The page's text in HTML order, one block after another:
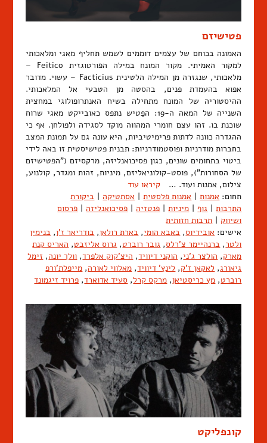
פטישיזם
האמונה בכוחם של עצמים דוממים לשמש תחליף מאגי ומלאכותי
למקור האמיתי. מקור המונח במילה הפורטוגזית Feitico –
מלאכותי, שנגזרה מן המילה הלטינית Facticius – עשוי. מדובר
אפוא בהעמדת פנים, בהסטה מן הטבעי אל המלאכותי.
ההיסטוריה של המונח מתחילה בשיח האנתרופולוגי במחצית
השנייה של המאה ה-19: הפֵטיש נתפס כאובייקט מאגי שרוח
שוכנת בו. זהו עצם חומרי המהווה מוקד לסגידה ולפולחן. אף כי
ההגדרה כוונה לדתות פרימיטיביות, היא עונה גם על תמונת המצב
בחברות מודרניות ופוסטמודרניות: תבנית פטישיסטית זו באה לידי
ביטוי בתחומים שונים, כגון פסיכואנליזה, מרקסיזם ("הפטישיזם
של הסחורות"), פוסט-קולוניאליזם, מיניות, זהות ומגדר, קולנוע,
צילום, אמנות ועוד. … קיראו עוד
תחום: אמנות | אמנות פלסטית | אסתטיקה | ביקורת
התרבות | גוף | מיניות | פנטזיה | פסיכואנליזה | פרסום
ושיווק | תרבות חזותית
אישים: אובידיוס, באבא הומי, בארת רולאן, בודריאר ז'ן, בנימין
ולטר, ברנהיימר צ'רלס, גובר רוברט, גרוס אליזבט, האריס קנת
מארק, הולצר ג'ני, הוקני דיוויד, היצ'קוק אלפרד, וולך יונה, זימל
גיאורג, לאקאן ז'ק, לינץ' דיוויד, מאלווי לאורה, מייפלת'ורפ
רוברט, מץ כריסטיאן, מרקס קרל, סעיד אדוארד, פרויד זיגמונד
קונפליקט